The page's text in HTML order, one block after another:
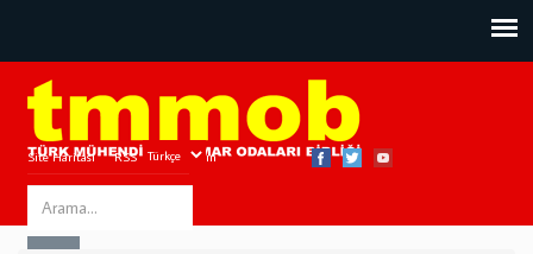
Site Haritası RSS Bize Ulaşın
Search